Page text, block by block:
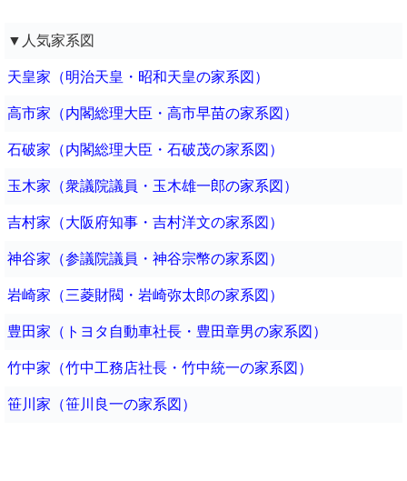
▼人気家系図
天皇家（明治天皇・昭和天皇の家系図）
高市家（内閣総理大臣・高市早苗の家系図）
石破家（内閣総理大臣・石破茂の家系図）
玉木家（衆議院議員・玉木雄一郎の家系図）
吉村家（大阪府知事・吉村洋文の家系図）
神谷家（参議院議員・神谷宗幣の家系図）
岩崎家（三菱財閥・岩崎弥太郎の家系図）
豊田家（トヨタ自動車社長・豊田章男の家系図）
竹中家（竹中工務店社長・竹中統一の家系図）
笹川家（笹川良一の家系図）